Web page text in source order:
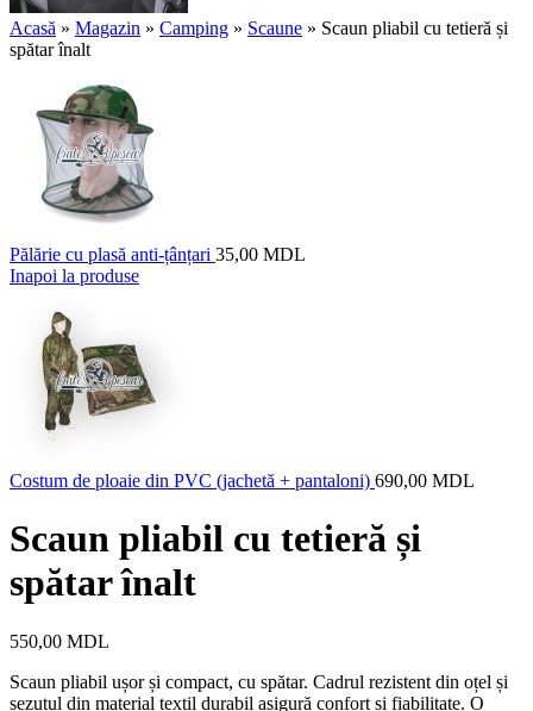
Acasă » Magazin » Camping » Scaune » Scaun pliabil cu tetieră și
spătar înalt
Pălărie cu plasă anti-țânțari 35,00 MDL
Inapoi la produse
Costum de ploaie din PVC (jachetă + pantaloni) 690,00 MDL
Scaun pliabil cu tetieră și
spătar înalt
550,00 MDL
Scaun pliabil ușor și compact, cu spătar. Cadrul rezistent din oțel și
șezutul din material textil durabil asigură confort și fiabilitate. O